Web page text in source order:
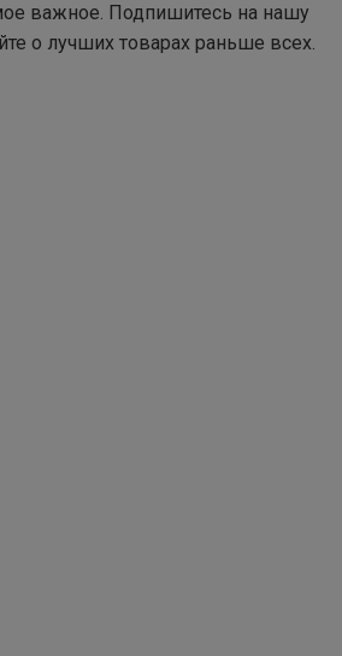
важное. Подпишитесь на нашу
о лучших товарах раньше всех.